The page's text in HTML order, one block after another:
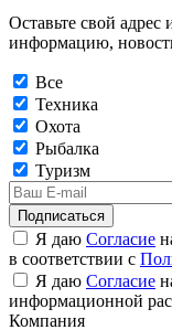
Оставьте свой
информацию,
Все
Техника
Охота
Рыбалка
Туризм
Подписаться
Я даю Согласие
в соответствии с
Я даю Согласие
информационной
Компания